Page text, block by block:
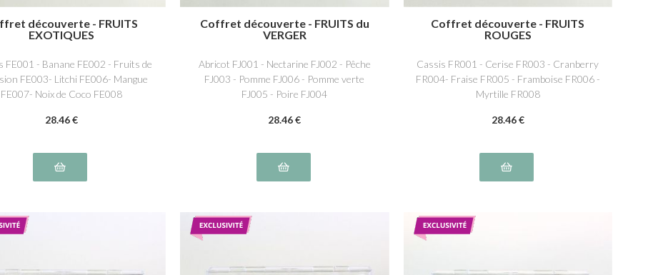
découverte - FRUITS
EXOTIQUES
FE001 - Banane FE002 - Fruits de
FE003- Litchi FE006- Mangue
FE007- Noix de Coco FE008
28.46€
Coffret découverte - FRUITS du
VERGER
Abricot FJ001 - Nectarine FJ002 - Pêche
FJ003 - Pomme FJ006 - Pomme verte
FJ005 - Poire FJ004
28.46€
Coffret découverte - FRUITS
ROUGES
Cassis FR001 - Cerise FR003 - Cranberry
FR004- Fraise FR005 - Framboise FR006 -
Myrtille FR008
28.46€